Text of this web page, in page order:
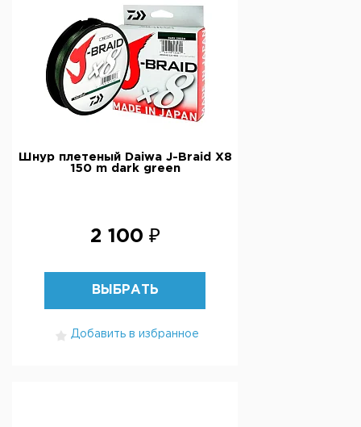
Шнур плетеный Daiwa J-Braid X8
150 m dark green
2 100 ₽
ВЫБРАТЬ
Добавить в избранное